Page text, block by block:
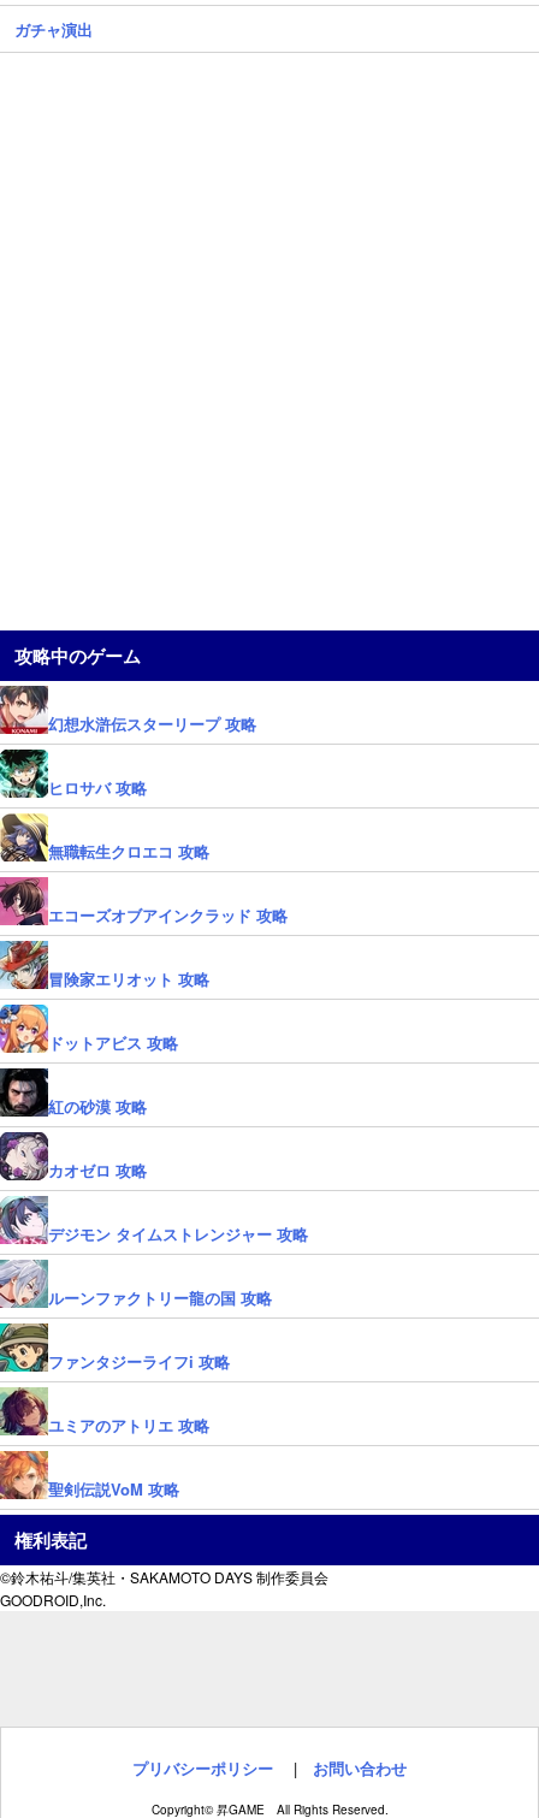
ガチャ演出
攻略中のゲーム
幻想水滸伝スターリープ 攻略
ヒロサバ 攻略
無職転生クロエコ 攻略
エコーズオブアインクラッド 攻略
冒険家エリオット 攻略
ドットアビス 攻略
紅の砂漠 攻略
カオゼロ 攻略
デジモン タイムストレンジャー 攻略
ルーンファクトリー龍の国 攻略
ファンタジーライフi 攻略
ユミアのアトリエ 攻略
聖剣伝説VoM 攻略
権利表記
©鈴木祐斗/集英社・SAKAMOTO DAYS 制作委員会
GOODROID,Inc.
プリバシーポリシー | お問い合わせ
Copyright© 昇GAME All Rights Reserved.